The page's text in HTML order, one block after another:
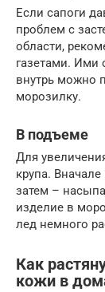
Если сапоги
проблем с
области,
газетами. Ими
внутрь можно
морозилку.
В подъеме
Для
крупа.
затем –
изделие в
лед немного
Как
кожи в